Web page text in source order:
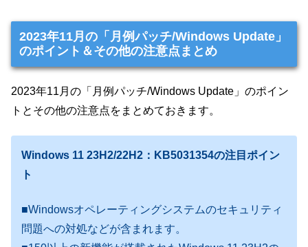
2023年11月の「月例パッチ/Windows Update」
のポイント＆その他の注意点まとめ
2023年11月の「月例パッチ/Windows Update」のポイン
トとその他の注意点をまとめておきます。
Windows 11 23H2/22H2：KB5031354の注目ポイン
ト
■Windowsオペレーティングシステムのセキュリティ
問題への対処などが含まれます。